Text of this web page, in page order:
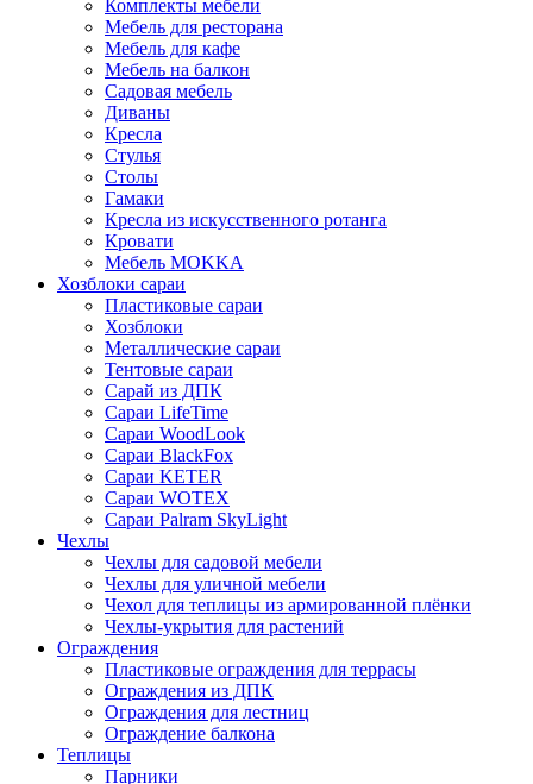
Комплекты мебели
Мебель для ресторана
Мебель для кафе
Мебель на балкон
Садовая мебель
Диваны
Кресла
Стулья
Столы
Гамаки
Кресла из искусственного ротанга
Кровати
Мебель MOKKA
Хозблоки сараи
Пластиковые сараи
Хозблоки
Металлические сараи
Тентовые сараи
Сарай из ДПК
Cараи LifeTime
Cараи WoodLook
Сараи BlackFox
Сараи KETER
Сараи WOTEX
Сараи Palram SkyLight
Чехлы
Чехлы для садовой мебели
Чехлы для уличной мебели
Чехол для теплицы из армированной плёнки
Чехлы-укрытия для растений
Ограждения
Пластиковые ограждения для террасы
Ограждения из ДПК
Ограждения для лестниц
Ограждение балкона
Теплицы
Парники